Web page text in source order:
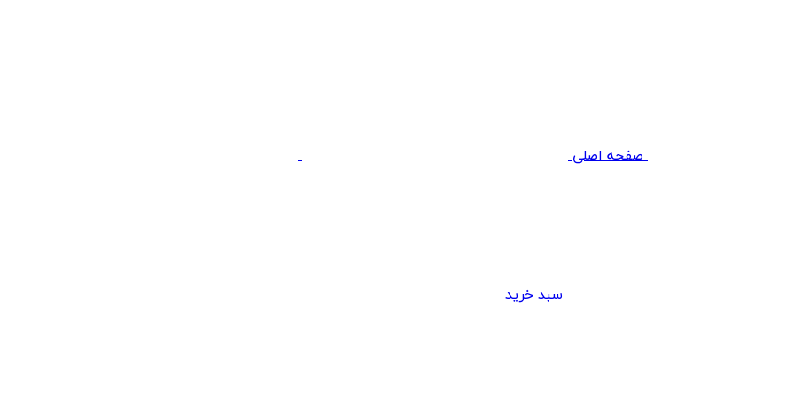
صفحه اصلی
سبد خرید